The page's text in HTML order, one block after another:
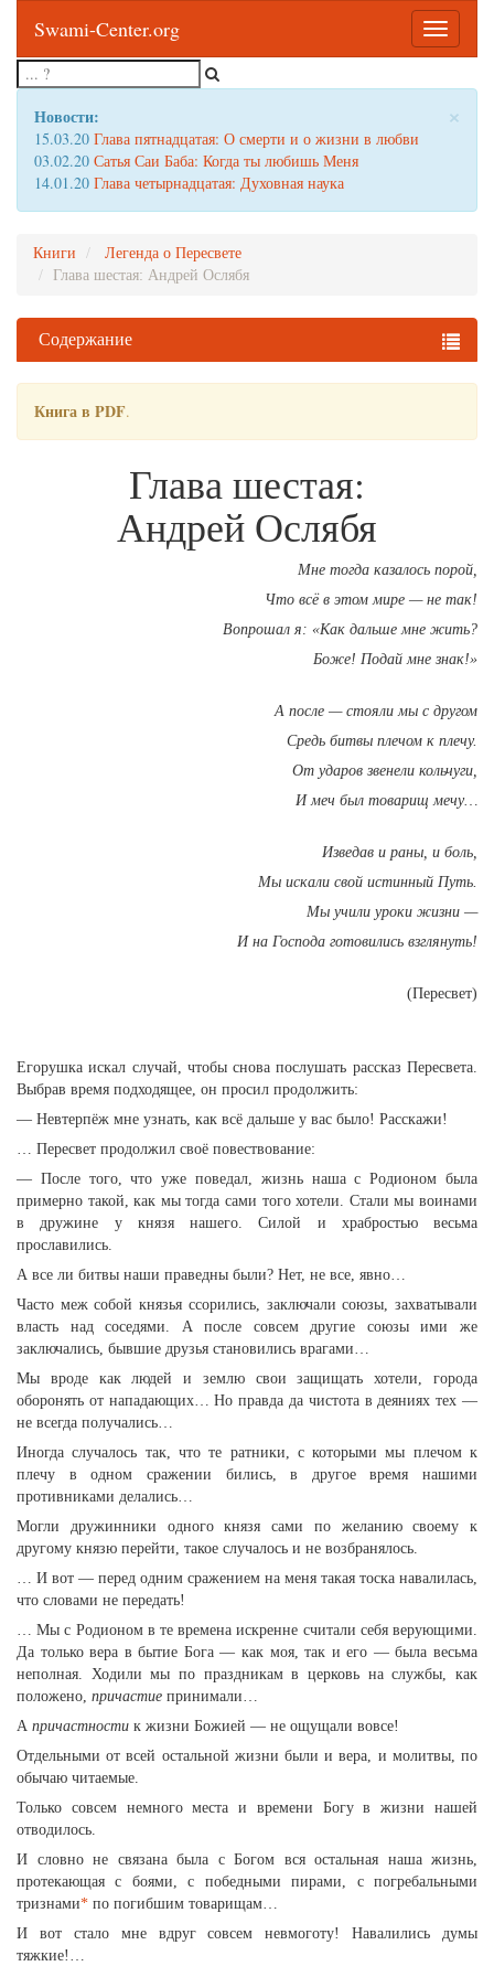
Toggle
Swami-Center.org
×
Новости:
15.03.20 Глава пятнадцатая: О смерти и о жизни в любви
03.02.20 Сатья Саи Баба: Когда ты любишь Меня
14.01.20 Глава четырнадцатая: Духовная наука
Книги
Легенда о Пересвете
Глава шестая: Андрей Ослябя
Содержание
Книга в PDF.
Глава шестая:
Андрей Ослябя
Мне тогда казалось порой,
Что всё в этом мире — не так!
Вопрошал я: «Как дальше мне жить?
Боже! Подай мне знак!»
А после — стояли мы с другом
Средь битвы плечом к плечу.
От ударов звенели кольчуги,
И меч был товарищ мечу…
Изведав и раны, и боль,
Мы искали свой истинный Путь.
Мы учили уроки жизни —
И на Господа готовились взглянуть!
(Пересвет)
Егорушка искал случай, чтобы снова послушать рассказ Пересвета.
Выбрав время подходящее, он просил продолжить:
— Невтерпёж мне узнать, как всё дальше у вас было! Расскажи!
… Пересвет продолжил своё повествование:
— После того, что уже поведал, жизнь наша с Родионом была
примерно такой, как мы тогда сами того хотели. Стали мы воинами
в дружине у князя нашего. Силой и храбростью весьма
прославились.
А все ли битвы наши праведны были? Нет, не все, явно…
Часто меж собой князья ссорились, заключали союзы, захватывали
власть над соседями. А после совсем другие союзы ими же
заключались, бывшие друзья становились врагами…
Мы вроде как людей и землю свои защищать хотели, города
оборонять от нападающих… Но правда да чистота в деяниях тех —
не всегда получались…
Иногда случалось так, что те ратники, с которыми мы плечом к
плечу в одном сражении бились, в другое время нашими
противниками делались…
Могли дружинники одного князя сами по желанию своему к
другому князю перейти, такое случалось и не возбранялось.
… И вот — перед одним сражением на меня такая тоска навалилась,
что словами не передать!
… Мы с Родионом в те времена искренне считали себя верующими.
Да только вера в бытие Бога — как моя, так и его — была весьма
неполная. Ходили мы по праздникам в церковь на службы, как
положено, причастие принимали…
А причастности к жизни Божией — не ощущали вовсе!
Отдельными от всей остальной жизни были и вера, и молитвы, по
обычаю читаемые.
Только совсем немного места и времени Богу в жизни нашей
отводилось.
И словно не связана была с Богом вся остальная наша жизнь,
протекающая с боями, с победными пирами, с погребальными
тризнами* по погибшим товарищам…
И вот стало мне вдруг совсем невмоготу! Навалились думы
тяжкие!…